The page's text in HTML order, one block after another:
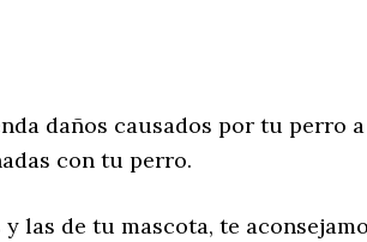
daños causados por tu perro a
con tu perro.
las de tu mascota, te